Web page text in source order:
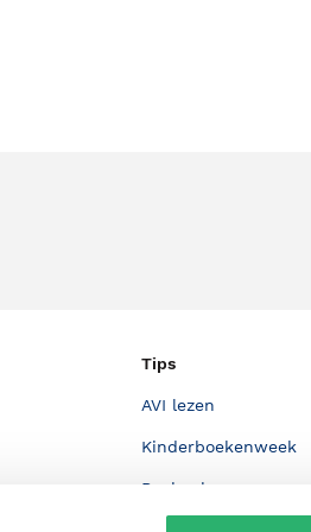
Tips
AVI lezen
Kinderboekenweek
Boekenbon